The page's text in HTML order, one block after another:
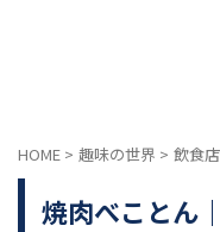
HOME > 趣味の世界 > 飲食
焼肉べことん